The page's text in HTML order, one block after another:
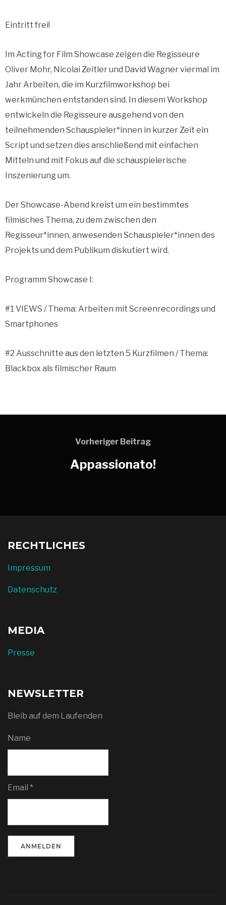
Eintritt frei!
Im Acting for Film Showcase zeigen die Regisseure
Oliver Mohr, Nicolai Zeitler und David Wagner viermal im
Jahr Arbeiten, die im Kurzfilmworkshop bei
werkmünchen entstanden sind. In diesem Workshop
entwickeln die Regisseure ausgehend von den
teilnehmenden Schauspieler*innen in kurzer Zeit ein
Script und setzen dies anschließend mit einfachen
Mitteln und mit Fokus auf die schauspielerische
Inszenierung um.
Der Showcase-Abend kreist um ein bestimmtes
filmisches Thema, zu dem zwischen den
Regisseur*innen, anwesenden Schauspieler*innen des
Projekts und dem Publikum diskutiert wird.
Programm Showcase I:
#1 VIEWS / Thema: Arbeiten mit Screenrecordings und
Smartphones
#2 Ausschnitte aus den letzten 5 Kurzfilmen / Thema:
Blackbox als filmischer Raum
Vorheriger Beitrag
Appassionato!
RECHTLICHES
Impressum
Datenschutz
MEDIA
Presse
NEWSLETTER
Bleib auf dem Laufenden
Name
Email *